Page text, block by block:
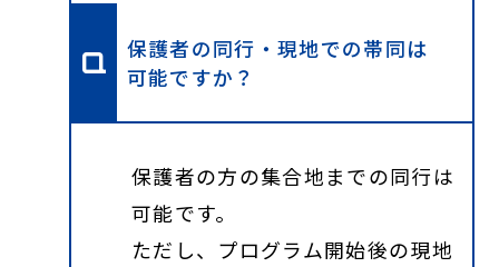
保護者の同行・現地での帯同は
可能ですか？
保護者の方の集合地までの同行は
可能です。
ただし、プログラム開始後の現地